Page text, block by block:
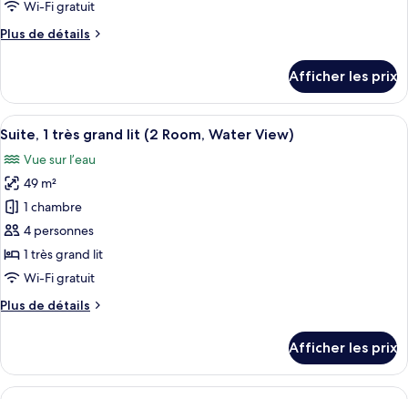
chambre :
très
lit
Wi-Fi gratuit
Plus de détails
Plus
Suite
studio,
1
grand
lit
Afficher les prix
Afficher
toutes
les
photos
pour
ce
type
de
chambre :
Suite,
grand
Une chambre d’hôtel équipée d’un
6
Suite, 1 très grand lit (2 Room, Water View)
Vue sur l’eau
49 m²
1 chambre
4 personnes
1 très grand lit
Wi-Fi gratuit
Plus de détails
Plus
Suite,
Afficher les prix
Une chambre d’hôtel avec un lit, un